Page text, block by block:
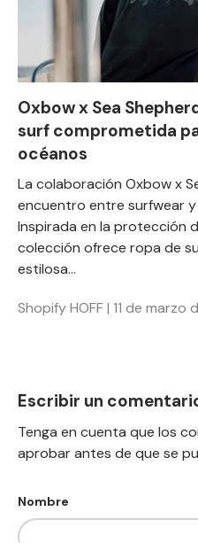
Oxbow x Sea
surf comprometida
océanos
La colaboración Oxbow x
encuentro entre surfwear
Inspirada en la protección
colección ofrece ropa de
estilosa...
Shopify HOFF | 11 de marzo
Escribir un
Tenga en cuenta que los
aprobar antes de que se
Nombre